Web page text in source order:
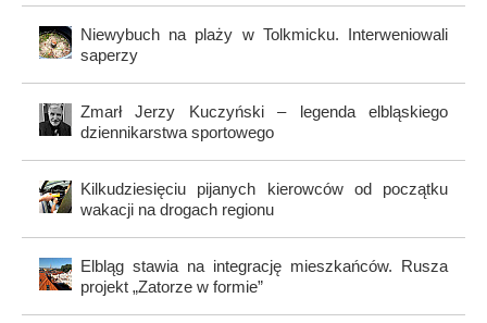
Niewybuch na plaży w Tolkmicku. Interweniowali
saperzy
Zmarł Jerzy Kuczyński – legenda elbląskiego
dziennikarstwa sportowego
Kilkudziesięciu pijanych kierowców od początku
wakacji na drogach regionu
Elbląg stawia na integrację mieszkańców. Rusza
projekt „Zatorze w formie”